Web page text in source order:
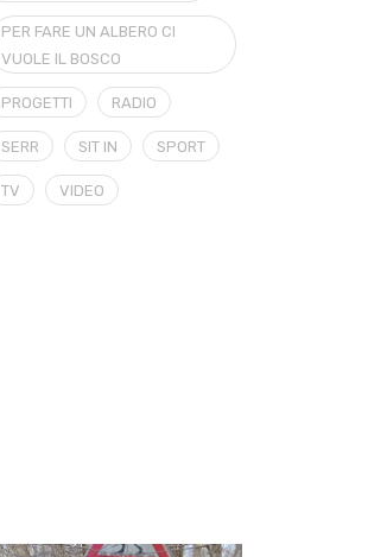
PER FARE UN ALBERO CI
VUOLE IL BOSCO
PROGETTI RADIO
SERR SIT IN SPORT
TV VIDEO